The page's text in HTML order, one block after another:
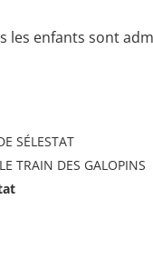
les enfants sont
SÉLESTAT
TRAIN DES GALOPINS